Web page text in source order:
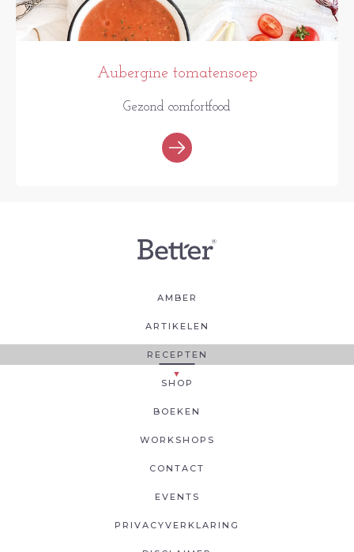
Aubergine tomatensoep
Gezond comfortfood
AMBER
ARTIKELEN
RECEPTEN
SHOP
BOEKEN
WORKSHOPS
CONTACT
EVENTS
PRIVACYVERKLARING